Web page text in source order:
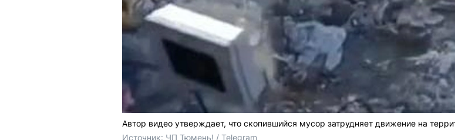
Автор видео утверждает, что скопившийся мусор затрудняет движение на
Источник: ЧП Тюмень! / Telegram